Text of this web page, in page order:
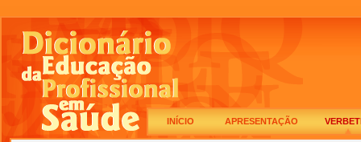
INÍCIO APRESENTAÇÃO